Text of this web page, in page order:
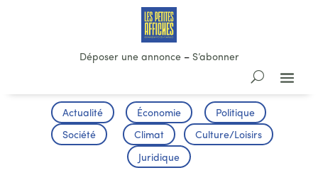
Déposer une annonce– S’abonner
Actualité Économie Politique
Société Climat Culture/Loisirs
Juridique